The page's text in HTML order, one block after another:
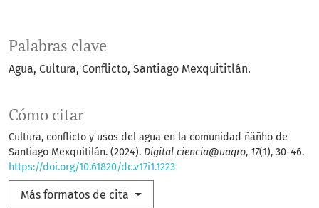
Palabras clave
Agua, Cultura, Conflicto, Santiago Mexquititlán.
Cómo citar
Cultura, conflicto y usos del agua en la comunidad ñäñho de
Santiago Mexquitilán. (2024). Digital ciencia@uaqro, 17(1), 30-46.
https://doi.org/10.61820/dc.v17i1.1223
Más formatos de cita